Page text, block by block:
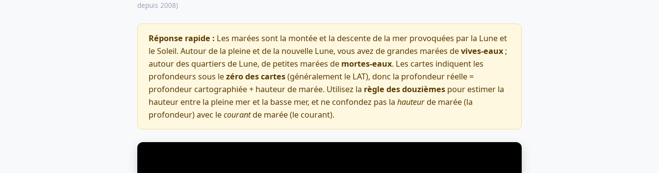
depuis 2008)
Réponse rapide : Les marées sont la montée et la descente de la mer provoquées par la Lune et
le Soleil. Autour de la pleine et de la nouvelle Lune, vous avez de grandes marées devives-eaux ;
autour des quartiers de Lune, de petites marées de mortes-eaux. Les cartes indiquent les
profondeurs sous lezéro des cartes(généralement le LAT), donc la profondeur réelle =
profondeur cartographiée + hauteur de marée. Utilisez la règle des douzièmes pour estimer la
hauteur entre la pleine mer et la basse mer, et ne confondez pas la hauteur de marée (la
profondeur) avec lecourantde marée (le courant).